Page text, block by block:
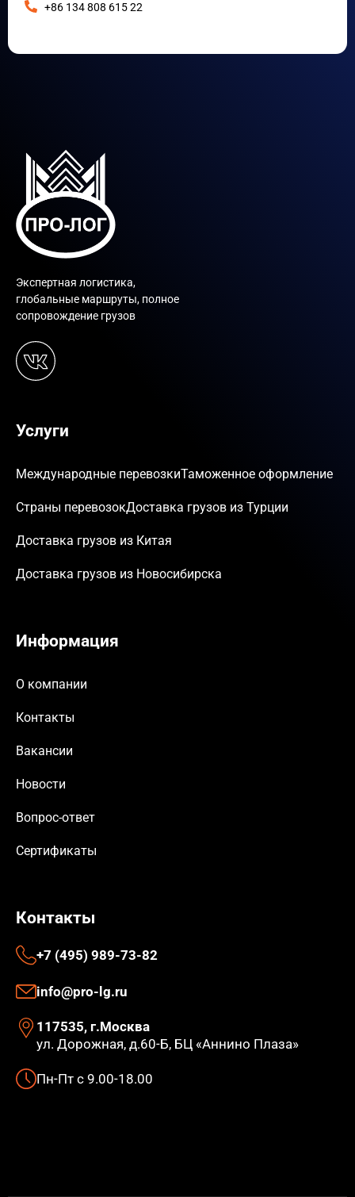
+86 134 808 615 22
Экспертная логистика,
глобальные маршруты, полное
сопровождение грузов
Услуги
Международные перевозкиТаможенное оформление
Страны перевозокДоставка грузов из Турции
Доставка грузов из Китая
Доставка грузов из Новосибирска
Информация
О компании
Контакты
Вакансии
Новости
Вопрос-ответ
Сертификаты
Контакты
+7 (495) 989-73-82
info@pro-lg.ru
117535, г.Москва
ул. Дорожная, д.60-Б, БЦ «Аннино Плаза»
Пн-Пт с 9.00-18.00